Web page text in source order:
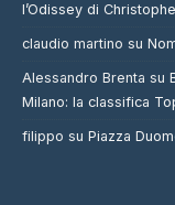
l’Odissey di
claudio martino su
Alessandro Brenta su
Milano: la classifica
filippo su Piazza